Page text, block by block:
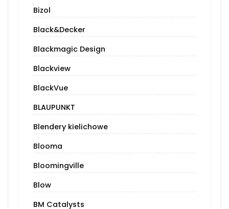
Bizol
Black&Decker
Blackmagic Design
Blackview
BlackVue
BLAUPUNKT
Blendery kielichowe
Blooma
Bloomingville
Blow
BM Catalysts